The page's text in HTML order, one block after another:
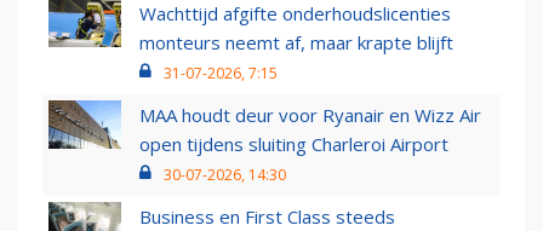
Wachttijd afgifte onderhoudslicenties
monteurs neemt af, maar krapte blijft
31-07-2026, 7:15
MAA houdt deur voor Ryanair en Wizz Air
open tijdens sluiting Charleroi Airport
30-07-2026, 14:30
Business en First Class steeds